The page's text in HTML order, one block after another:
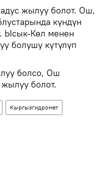
жылуу болот. Ош,
күндүн
Ысык-Көл менен
болушу күтүлүп
болсо, Ош
болот.
Кыргызгидромет